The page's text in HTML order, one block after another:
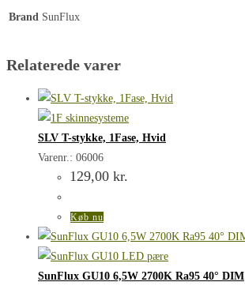
Brand SunFlux
Relaterede varer
SLV T-stykke, 1Fase, Hvid
Varenr.: 06006
129,00 kr.
Køb nu
SunFlux GU10 6,5W 2700K Ra95 40° DIM